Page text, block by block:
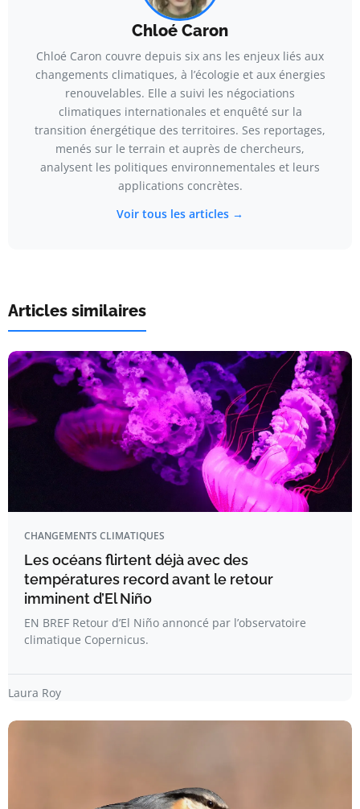
Chloé Caron
Chloé Caron couvre depuis six ans les enjeux liés aux
changements climatiques, à l’écologie et aux énergies
renouvelables. Elle a suivi les négociations
climatiques internationales et enquêté sur la
transition énergétique des territoires. Ses reportages,
menés sur le terrain et auprès de chercheurs,
analysent les politiques environnementales et leurs
applications concrètes.
Voir tous les articles →
Articles similaires
CHANGEMENTS CLIMATIQUES
Les océans flirtent déjà avec des
températures record avant le retour
imminent d’El Niño
EN BREF Retour d’El Niño annoncé par l’observatoire
climatique Copernicus.
Laura Roy